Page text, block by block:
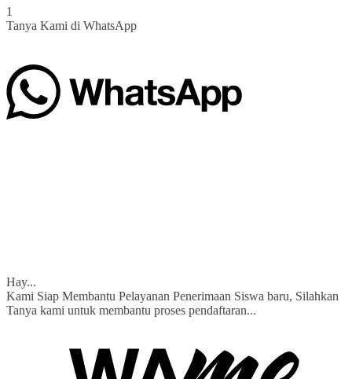
1
Tanya Kami di WhatsApp
Hay...
Kami Siap Membantu Pelayanan Penerimaan Siswa baru, Silahkan
Tanya kami untuk membantu proses pendaftaran...